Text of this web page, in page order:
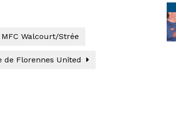
MFC Walcourt/Strée
de Florennes United